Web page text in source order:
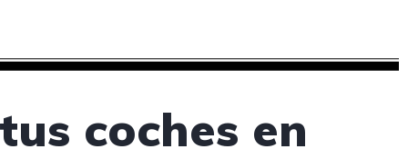
coches en